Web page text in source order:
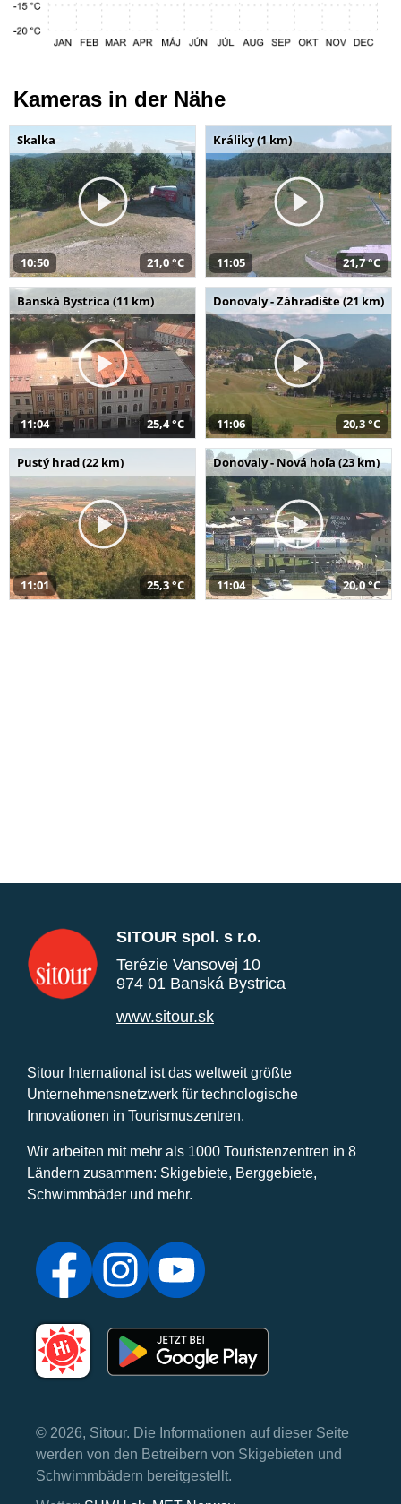
Kameras in der Nähe
Skalka
10:50 21,0 °C
Králiky (1 km)
11:05 21,7 °C
Banská Bystrica (11 km)
11:04 25,4 °C
Donovaly - Záhradište (21 km)
11:06 20,3 °C
Pustý hrad (22 km)
11:01 25,3 °C
Donovaly - Nová hoľa (23 km)
11:04 20,0 °C
SITOUR spol. s r.o.
Terézie Vansovej 10
974 01 Banská Bystrica
www.sitour.sk
Sitour International ist das weltweit größte
Unternehmensnetzwerk für technologische
Innovationen in Tourismuszentren.
Wir arbeiten mit mehr als 1000 Touristenzentren in 8
Ländern zusammen: Skigebiete, Berggebiete,
Schwimmbäder und mehr.
© 2026, Sitour. Die Informationen auf dieser Seite
werden von den Betreibern von Skigebieten und
Schwimmbädern bereitgestellt.